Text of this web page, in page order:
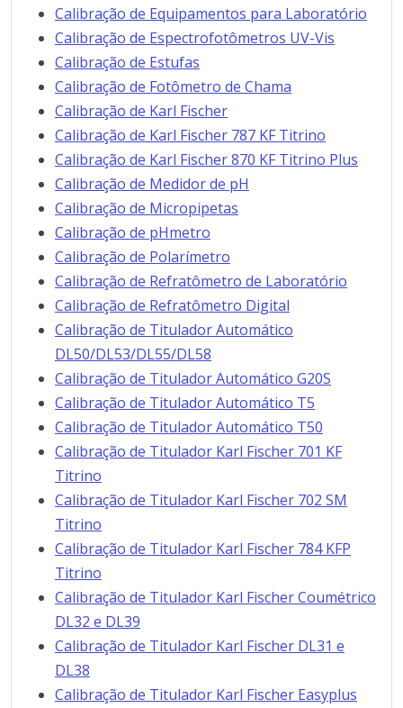
Calibração de Equipamentos para Laboratório
Calibração de Espectrofotômetros UV-Vis
Calibração de Estufas
Calibração de Fotômetro de Chama
Calibração de Karl Fischer
Calibração de Karl Fischer 787 KF Titrino
Calibração de Karl Fischer 870 KF Titrino Plus
Calibração de Medidor de pH
Calibração de Micropipetas
Calibração de pHmetro
Calibração de Polarímetro
Calibração de Refratômetro de Laboratório
Calibração de Refratômetro Digital
Calibração de Titulador Automático
DL50/DL53/DL55/DL58
Calibração de Titulador Automático G20S
Calibração de Titulador Automático T5
Calibração de Titulador Automático T50
Calibração de Titulador Karl Fischer 701 KF
Titrino
Calibração de Titulador Karl Fischer 702 SM
Titrino
Calibração de Titulador Karl Fischer 784 KFP
Titrino
Calibração de Titulador Karl Fischer Coumétrico
DL32 e DL39
Calibração de Titulador Karl Fischer DL31 e
DL38
Calibração de Titulador Karl Fischer Easyplus